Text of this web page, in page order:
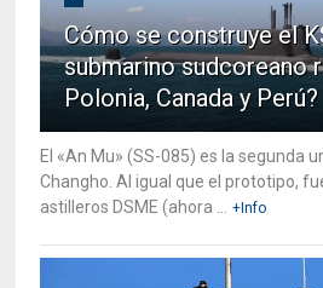
Cómo se construye el
submarino sudcoreano
Polonia, Canada y Perú?
El «An Mu» (SS-085) es la segunda
Changho. Al igual que el prototipo,
astilleros DSME (ahora ...
+Info